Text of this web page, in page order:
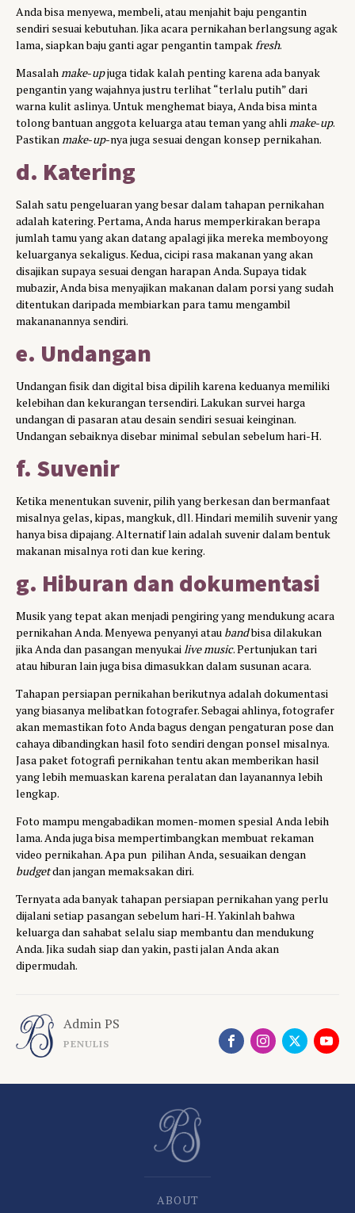
Anda bisa menyewa, membeli, atau menjahit baju pengantin
sendiri sesuai kebutuhan. Jika acara pernikahan berlangsung agak
lama, siapkan baju ganti agar pengantin tampak fresh.
Masalah make-upjuga tidak kalah penting karena ada banyak
pengantin yang wajahnya justru terlihat “terlalu putih” dari
warna kulit aslinya. Untuk menghemat biaya, Anda bisa minta
tolong bantuan anggota keluarga atau teman yang ahli make-up.
Pastikan make-up-nya juga sesuai dengan konsep pernikahan.
d. Katering
Salah satu pengeluaran yang besar dalam tahapan pernikahan
adalah katering. Pertama, Anda harus memperkirakan berapa
jumlah tamu yang akan datang apalagi jika mereka memboyong
keluarganya sekaligus. Kedua, cicipi rasa makanan yang akan
disajikan supaya sesuai dengan harapan Anda. Supaya tidak
mubazir, Anda bisa menyajikan makanan dalam porsi yang sudah
ditentukan daripada membiarkan para tamu mengambil
makananannya sendiri.
e. Undangan
Undangan fisik dan digital bisa dipilih karena keduanya memiliki
kelebihan dan kekurangan tersendiri. Lakukan survei harga
undangan di pasaran atau desain sendiri sesuai keinginan.
Undangan sebaiknya disebar minimal sebulan sebelum hari-H.
f. Suvenir
Ketika menentukan suvenir, pilih yang berkesan dan bermanfaat
misalnya gelas, kipas, mangkuk, dll. Hindari memilih suvenir yang
hanya bisa dipajang. Alternatif lain adalah suvenir dalam bentuk
makanan misalnya roti dan kue kering.
g. Hiburan dan dokumentasi
Musik yang tepat akan menjadi pengiring yang mendukung acara
pernikahan Anda. Menyewa penyanyi atau bandbisa dilakukan
jika Anda dan pasangan menyukai live music. Pertunjukan tari
atau hiburan lain juga bisa dimasukkan dalam susunan acara.
Tahapan persiapan pernikahan berikutnya adalah dokumentasi
yang biasanya melibatkan fotografer. Sebagai ahlinya, fotografer
akan memastikan foto Anda bagus dengan pengaturan pose dan
cahaya dibandingkan hasil foto sendiri dengan ponsel misalnya.
Jasa paket fotografi pernikahan tentu akan memberikan hasil
yang lebih memuaskan karena peralatan dan layanannya lebih
lengkap.
Foto mampu mengabadikan momen-momen spesial Anda lebih
lama. Anda juga bisa mempertimbangkan membuat rekaman
video pernikahan. Apa pun pilihan Anda, sesuaikan dengan
budgetdan jangan memaksakan diri.
Ternyata ada banyak tahapan persiapan pernikahan yang perlu
dijalani setiap pasangan sebelum hari-H. Yakinlah bahwa
keluarga dan sahabat selalu siap membantu dan mendukung
Anda. Jika sudah siap dan yakin, pasti jalan Anda akan
dipermudah.
Admin PS
PENULIS
ABOUT